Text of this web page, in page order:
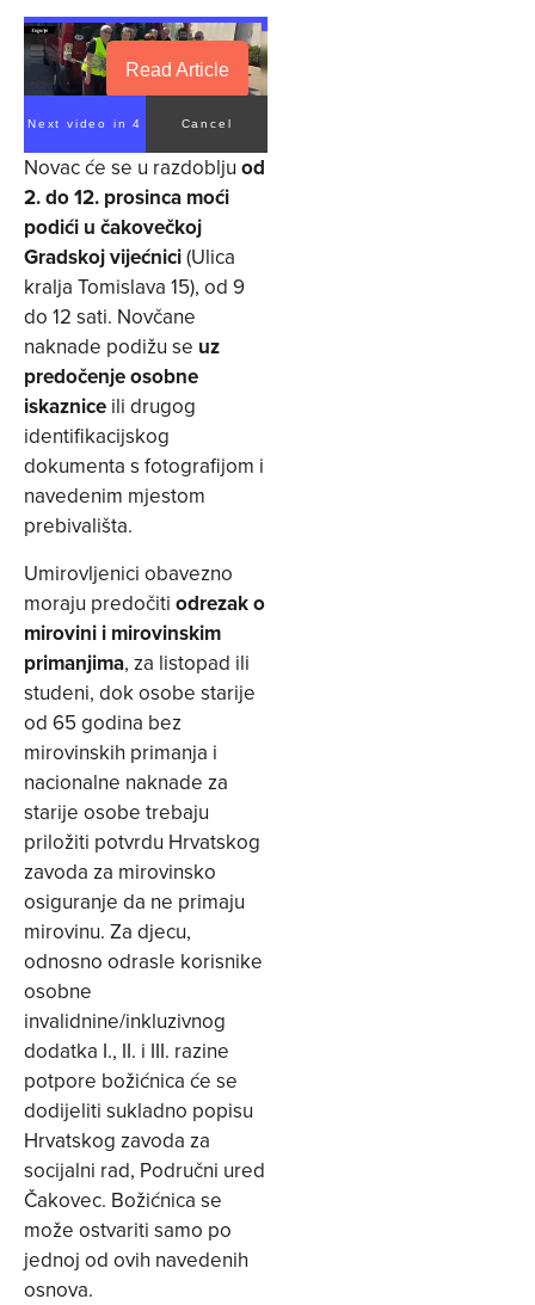
Read Article
Next video in 4 Cancel
Novac će se u razdoblju od
2. do 12. prosinca moći
podići u čakovečkoj
Gradskoj vijećnici(Ulica
kralja Tomislava 15), od 9
do 12 sati. Novčane
naknade podižu se uz
predočenje osobne
iskaznice ili drugog
identifikacijskog
dokumenta s fotografijom i
navedenim mjestom
prebivališta.
Umirovljenici obavezno
moraju predočiti odrezak o
mirovini i mirovinskim
primanjima, za listopad ili
studeni, dok osobe starije
od 65 godina bez
mirovinskih primanja i
nacionalne naknade za
starije osobe trebaju
priložiti potvrdu Hrvatskog
zavoda za mirovinsko
osiguranje da ne primaju
mirovinu. Za djecu,
odnosno odrasle korisnike
osobne
invalidnine/inkluzivnog
dodatka I., II. i III. razine
potpore božićnica će se
dodijeliti sukladno popisu
Hrvatskog zavoda za
socijalni rad, Područni ured
Čakovec. Božićnica se
može ostvariti samo po
jednoj od ovih navedenih
osnova.